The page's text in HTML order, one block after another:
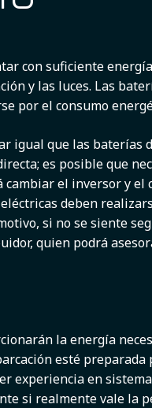
con suficiente
y las luces. Las
por el consumo
igual que las baterías
es posible que
el inversor y el
deben
si no se siente
quien podrá
la energía
esté preparada
experiencia en
si realmente vale la